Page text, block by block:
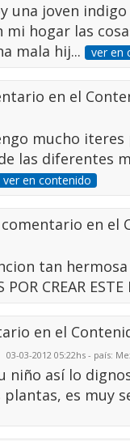
una joven
hogar las
mala hij... ver en
en el
mucho
las diferentes
ver en contenido
en el
tan
CREAR ESTE
en el
03-03-2012 05:22hs - país:
niño así lo
es muy